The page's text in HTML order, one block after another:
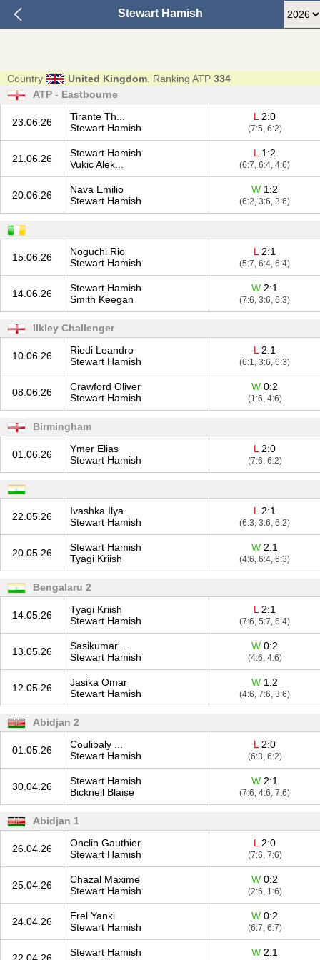
Stewart Hamish
Country United Kingdom . Ranking ATP 334
ATP - Eastbourne
23.06.26
Tirante Th...
Stewart Hamish
L 2:0
(7:5, 6:2)
21.06.26
Stewart Hamish
Vukic Alek...
L 1:2
(6:7, 6:4, 4:6)
20.06.26
Nava Emilio
Stewart Hamish
W 1:2
(6:2, 3:6, 3:6)
15.06.26
Noguchi Rio
Stewart Hamish
L 2:1
(5:7, 6:4, 6:4)
14.06.26
Stewart Hamish
Smith Keegan
W 2:1
(7:6, 3:6, 6:3)
Ilkley Challenger
10.06.26
Riedi Leandro
Stewart Hamish
L 2:1
(6:1, 3:6, 6:3)
08.06.26
Crawford Oliver
Stewart Hamish
W 0:2
(1:6, 4:6)
Birmingham
01.06.26
Ymer Elias
Stewart Hamish
L 2:0
(7:6, 6:2)
22.05.26
Ivashka Ilya
Stewart Hamish
L 2:1
(6:3, 3:6, 6:2)
20.05.26
Stewart Hamish
Tyagi Kriish
W 2:1
(4:6, 6:4, 6:3)
Bengalaru 2
14.05.26
Tyagi Kriish
Stewart Hamish
L 2:1
(7:6, 5:7, 6:4)
13.05.26
Sasikumar ...
Stewart Hamish
W 0:2
(4:6, 4:6)
12.05.26
Jasika Omar
Stewart Hamish
W 1:2
(4:6, 7:6, 3:6)
Abidjan 2
01.05.26
Coulibaly ...
Stewart Hamish
L 2:0
(6:3, 6:2)
30.04.26
Stewart Hamish
Bicknell Blaise
W 2:1
(7:6, 4:6, 7:6)
Abidjan 1
26.04.26
Onclin Gauthier
Stewart Hamish
L 2:0
(7:6, 7:6)
25.04.26
Chazal Maxime
Stewart Hamish
W 0:2
(2:6, 1:6)
24.04.26
Erel Yanki
Stewart Hamish
W 0:2
(6:7, 6:7)
Stewart Hamish
W 2:1